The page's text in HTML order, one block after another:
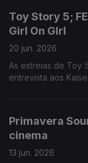
Toy Story 5;
Girl On GIrl
20 jun. 2026
As estreias de Toy
entrevista aos
Primavera
cinema
13 jun. 2026